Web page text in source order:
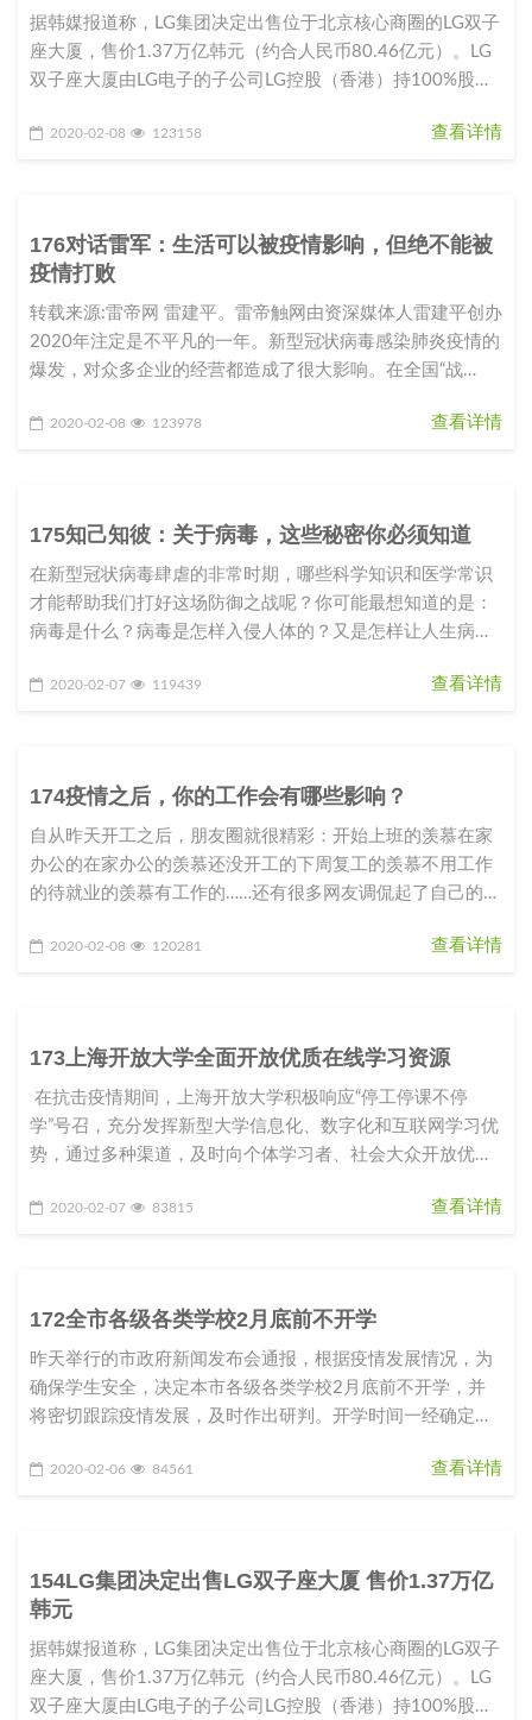
据韩媒报道称，LG集团决定出售位于北京核心商圈的LG双子
座大厦，售价1.37万亿韩元（约合人民币80.46亿元）。LG
双子座大厦由LG电子的子公司LG控股（香港）持100%股
2020-02-08 123158 查看详情
176对话雷军：生活可以被疫情影响，但绝不能被
疫情打败
转载来源:雷帝网 雷建平。雷帝触网由资深媒体人雷建平创办
2020年注定是不平凡的一年。新型冠状病毒感染肺炎疫情的
爆发，对众多企业的经营都造成了很大影响。在全国“战
2020-02-08 123978 查看详情
175知己知彼：关于病毒，这些秘密你必须知道
在新型冠状病毒肆虐的非常时期，哪些科学知识和医学常识
才能帮助我们打好这场防御之战呢？你可能最想知道的是：
病毒是什么？病毒是怎样入侵人体的？又是怎样让人生病
2020-02-07 119439 查看详情
174疫情之后，你的工作会有哪些影响？
自从昨天开工之后，朋友圈就很精彩：开始上班的羡慕在家
办公的在家办公的羡慕还没开工的下周复工的羡慕不用工作
的待就业的羡慕有工作的……还有很多网友调侃起了自己的职
2020-02-08 120281 查看详情
173上海开放大学全面开放优质在线学习资源
在抗击疫情期间，上海开放大学积极响应“停工停课不停
学”号召，充分发挥新型大学信息化、数字化和互联网学习优
势，通过多种渠道，及时向个体学习者、社会大众开放优质
2020-02-07 83815 查看详情
172全市各级各类学校2月底前不开学
昨天举行的市政府新闻发布会通报，根据疫情发展情况，为
确保学生安全，决定本市各级各类学校2月底前不开学，并
将密切跟踪疫情发展，及时作出研判。开学时间一经确定，
2020-02-06 84561 查看详情
154LG集团决定出售LG双子座大厦 售价1.37万亿
韩元
据韩媒报道称，LG集团决定出售位于北京核心商圈的LG双子
座大厦，售价1.37万亿韩元（约合人民币80.46亿元）。LG
双子座大厦由LG电子的子公司LG控股（香港）持100%股